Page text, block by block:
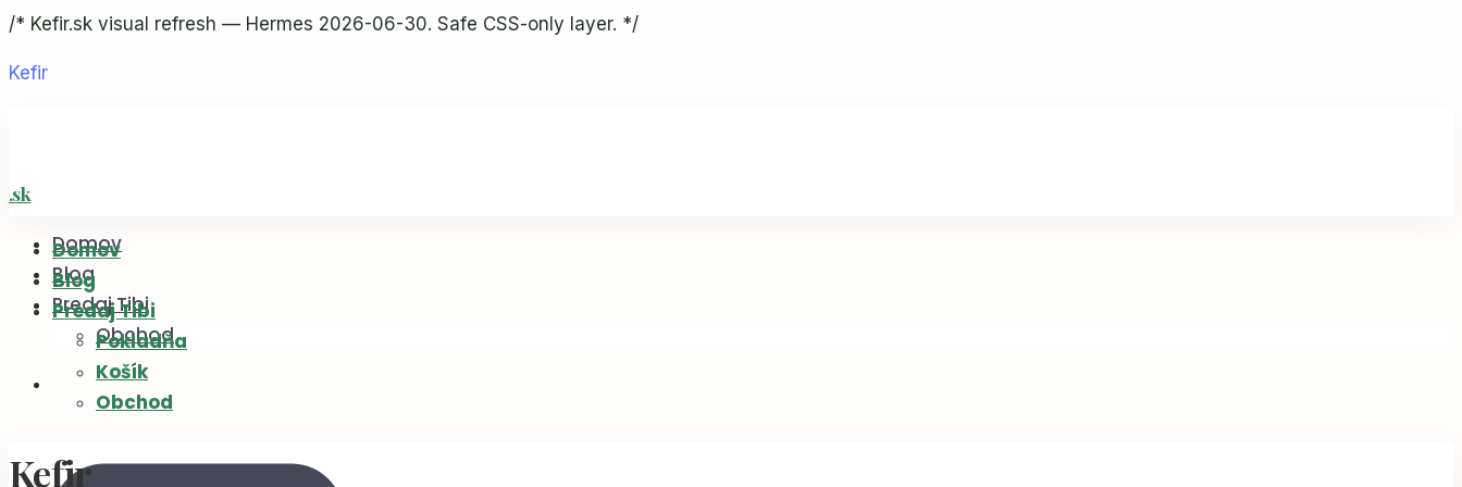
/* Kefir.sk visual refresh — Hermes 2026-06-30. Safe CSS-only layer. */
Kefir
Domov
Blog
Predaj Tibi
Obchod
Domov
Blog
Predaj Tibi
Pokladňa
Košík
Obchod
Kefir